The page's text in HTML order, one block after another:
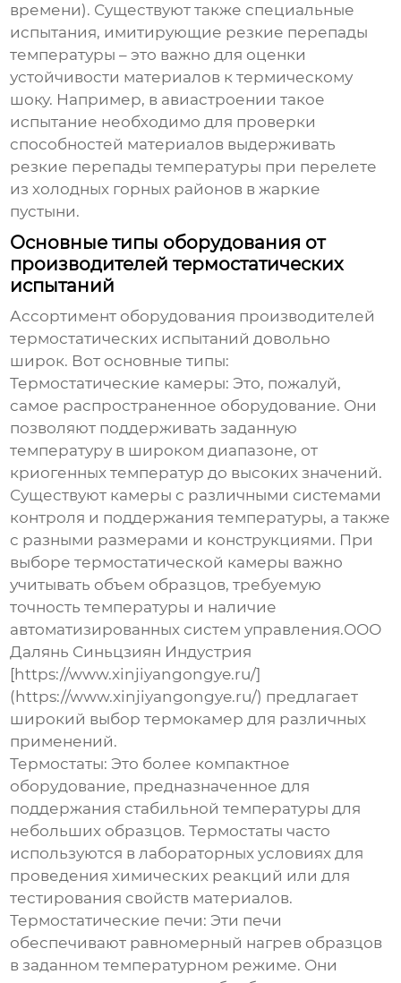
времени). Существуют также специальные
испытания, имитирующие резкие перепады
температуры – это важно для оценки
устойчивости материалов к термическому
шоку. Например, в авиастроении такое
испытание необходимо для проверки
способностей материалов выдерживать
резкие перепады температуры при перелете
из холодных горных районов в жаркие
пустыни.
Основные типы оборудования от
производителей термостатических
испытаний
Ассортимент оборудования производителей
термостатических испытаний довольно
широк. Вот основные типы:
Термостатические камеры: Это, пожалуй,
самое распространенное оборудование. Они
позволяют поддерживать заданную
температуру в широком диапазоне, от
криогенных температур до высоких значений.
Существуют камеры с различными системами
контроля и поддержания температуры, а также
с разными размерами и конструкциями. При
выборе термостатической камеры важно
учитывать объем образцов, требуемую
точность температуры и наличие
автоматизированных систем управления.ООО
Далянь Синьцзиян Индустрия
[https://www.xinjiyangongye.ru/]
(https://www.xinjiyangongye.ru/) предлагает
широкий выбор термокамер для различных
применений.
Термостаты: Это более компактное
оборудование, предназначенное для
поддержания стабильной температуры для
небольших образцов. Термостаты часто
используются в лабораторных условиях для
проведения химических реакций или для
тестирования свойств материалов.
Термостатические печи: Эти печи
обеспечивают равномерный нагрев образцов
в заданном температурном режиме. Они